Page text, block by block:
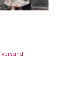
Versand